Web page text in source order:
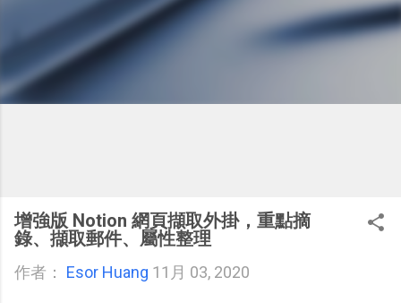
增強版 Notion 網頁擷取外掛，重點摘
錄、擷取郵件、屬性整理
作者： Esor Huang 11月 03, 2020